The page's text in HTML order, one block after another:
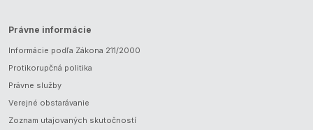
Právne informácie
Informácie podľa Zákona 211/2000
Protikorupčná politika
Právne služby
Verejné obstarávanie
Zoznam utajovaných skutočností